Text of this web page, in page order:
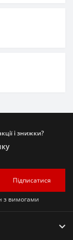
і знижки?
Підписатися
з вимогами